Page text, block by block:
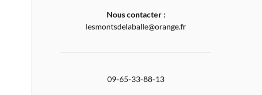
Nous contacter :
lesmontsdelaballe@orange.fr
09-65-33-88-13